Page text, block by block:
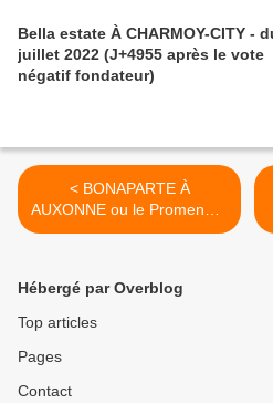
Bella estate À CHARMOY-CITY -
juillet 2022 (J+4955 après le vote
négatif fondateur)
< BONAPARTE À
AUXONNE ou le Promeneur
Solitaire Corse (3) - du 1er
fondateur)
Hébergé par Overblog
Top articles
Pages
Contact